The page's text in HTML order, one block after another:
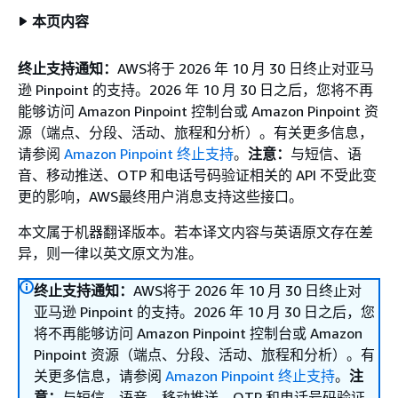
本页内容
终止支持通知： AWS将于 2026 年 10 月 30 日终止对亚马
逊 Pinpoint 的支持。2026 年 10 月 30 日之后，您将不再
能够访问 Amazon Pinpoint 控制台或 Amazon Pinpoint 资
源（端点、分段、活动、旅程和分析）。有关更多信息，
请参阅 Amazon Pinpoint 终止支持。 注意： 与短信、语
音、移动推送、OTP 和电话号码验证相关的 API 不受此变
更的影响，AWS最终用户消息支持这些接口。
本文属于机器翻译版本。若本译文内容与英语原文存在差
异，则一律以英文原文为准。
终止支持通知： AWS将于 2026 年 10 月 30 日终止对
亚马逊 Pinpoint 的支持。2026 年 10 月 30 日之后，您
将不再能够访问 Amazon Pinpoint 控制台或 Amazon
Pinpoint 资源（端点、分段、活动、旅程和分析）。有
关更多信息，请参阅 Amazon Pinpoint 终止支持。 注